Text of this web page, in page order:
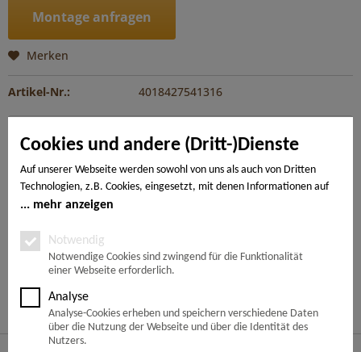
Cookies und andere (Dritt-)Dienste
Auf unserer Webseite werden sowohl von uns als auch von Dritten
Technologien, z.B. Cookies, eingesetzt, mit denen Informationen auf
Ihrem Endgerät gespeichert und/oder von Ihrem Endgerät abgerufen
Notwendige Cookies, Analyse-, Marketing- und Statistik-Cookies. Bei
den notwendigen Cookies handelt es sich um solche, die technisch
notwendig sind, um den von Ihnen gewünschten Dienst
bereitzustellen, die übrigen Cookies werden nur auf Grund einer von
Ihnen erteilten Einwilligung gesetzt. Die Einwilligung ist freiwillig.
Personen, die das 16. Lebensjahr noch nicht vollendet haben,
benötigen die Zustimmung der Sorgeberechtigten. Sie können Ihre
mehr anzeigen
Notwendig
Notwendige Cookies sind zwingend für die Funktionalität
einer Webseite erforderlich.
Analyse
Analyse-Cookies erheben und speichern verschiedene Daten
über die Nutzung der Webseite und über die Identität des
Nutzers.
Montage anfragen
Merken
Artikel-Nr.: 4018427541316
Die DISANO Premium-Diele im Großformat bringt das
gewisse Etwas in jeden Raum. Der ClassicAqua...mehr
Ähnliche Artikel
Kunden haben sich ebenfalls angesehen